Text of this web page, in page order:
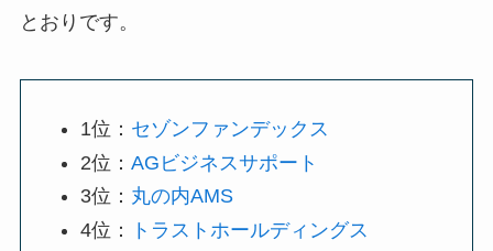
とおりです。
1位： セゾンファンデックス
2位： AGビジネスサポート
3位： 丸の内AMS
4位：
トラストホールディングス